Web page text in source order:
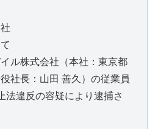
ル株式会社（本社：東京都
社長：山田 善久）の従業員
法違反の容疑により逮捕さ